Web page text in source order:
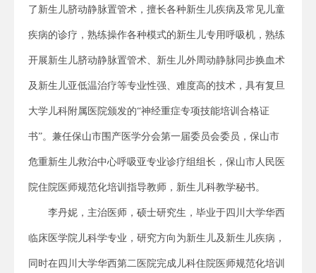
了新生儿脐动静脉置管术，擅长各种新生儿疾病及常见儿童
疾病的诊疗，熟练操作各种模式的新生儿专用呼吸机，熟练
开展新生儿脐动静脉置管术、新生儿外周动静脉同步换血术
及新生儿亚低温治疗等专业性强、难度高的技术，具有复旦
大学儿科附属医院颁发的“神经重症专项技能培训合格证
书”。兼任保山市围产医学分会第一届委员会委员，保山市
危重新生儿救治中心呼吸亚专业诊疗组组长，保山市人民医
院住院医师规范化培训指导教师，新生儿科教学秘书。
李丹妮，主治医师，硕士研究生，毕业于四川大学华西
临床医学院儿科学专业，研究方向为新生儿及新生儿疾病，
同时在四川大学华西第二医院完成儿科住院医师规范化培训